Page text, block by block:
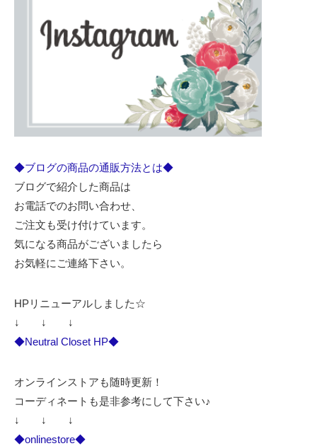
◆ブログの商品の通販方法とは◆
ブログで紹介した商品は
お電話でのお問い合わせ、
ご注文も受け付けています。
気になる商品がございましたら
お気軽にご連絡下さい。
HPリニューアルしました☆
↓ ↓ ↓
◆Neutral Closet HP◆
オンラインストアも随時更新！
コーディネートも是非参考にして下さい♪
↓ ↓ ↓
◆onlinestore◆